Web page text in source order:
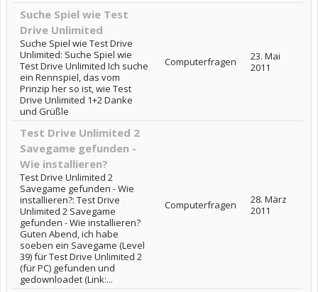
Suche Spiel wie Test
Drive Unlimited
Suche Spiel wie Test Drive
Unlimited: Suche Spiel wie
Test Drive Unlimited Ich suche
ein Rennspiel, das vom
Prinzip her so ist, wie Test
Drive Unlimited 1+2 Danke
und Grüßle
Computerfragen
23. Mai
2011
Test Drive Unlimited 2
Savegame gefunden -
Wie installieren?
Test Drive Unlimited 2
Savegame gefunden - Wie
installieren?: Test Drive
Unlimited 2 Savegame
gefunden - Wie installieren?
Guten Abend, ich habe
soeben ein Savegame (Level
39) für Test Drive Unlimited 2
(für PC) gefunden und
gedownloadet (Link:...
Computerfragen
28. März
2011